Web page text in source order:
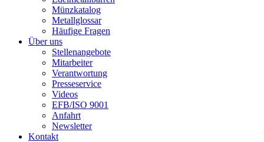
Münzkatalog
Metallglossar
Häufige Fragen
Über uns
Stellenangebote
Mitarbeiter
Verantwortung
Presseservice
Videos
EFB/ISO 9001
Anfahrt
Newsletter
Kontakt